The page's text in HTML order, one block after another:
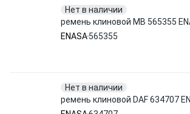
Нет в наличии
ремень клиновой MB 565355
ENASA565355
Нет в наличии
ремень клиновой DAF 634707